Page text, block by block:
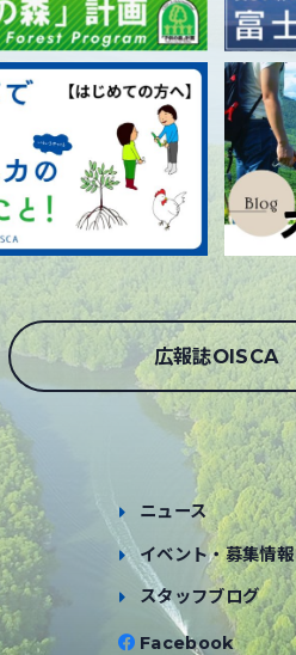
広報誌OISCA
ニュース
イベント・募集情報
スタッフブログ
Facebook